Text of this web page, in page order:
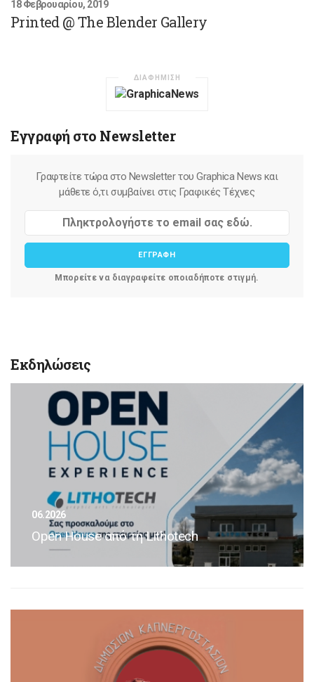
18 Φεβρουαρίου, 2019
Printed @ The Blender Gallery
ΔΙΑΦΗΜΙΣΗ
Εγγραφή στο Newsletter
Γραφτείτε τώρα στο Newsletter του Graphica News και
μάθετε ό,τι συμβαίνει στις Γραφικές Τέχνες
ΕΓΓΡΑΦΗ
Μπορείτε να διαγραφείτε οποιαδήποτε στιγμή.
Εκδηλώσεις
06.2026
Open House από τη Lithotech